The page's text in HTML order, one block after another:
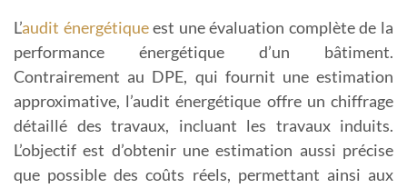
L’audit énergétiqueest une évaluation complète de la
performance énergétique d’un bâtiment.
Contrairement au DPE, qui fournit une estimation
approximative, l’audit énergétique offre un chiffrage
détaillé des travaux, incluant les travaux induits.
L’objectif est d’obtenir une estimation aussi précise
que possible des coûts réels, permettant ainsi aux